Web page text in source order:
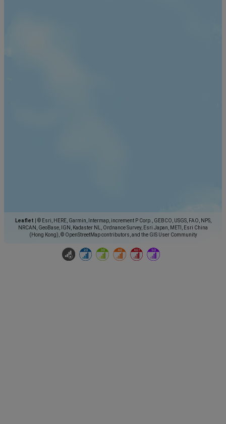
Leaflet
© Esri, HERE, Garmin, Intermap, increment P Corp., GEBCO, USGS, FAO, NPS,
NRCAN, GeoBase, IGN, Kadaster NL, Ordnance Survey, Esri Japan, METI, Esri China
(Hong Kong), © OpenStreetMap contributors, and the GIS User Community